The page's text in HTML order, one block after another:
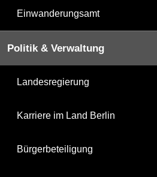
Einwanderungsamt
Politik & Verwaltung
Landesregierung
Karriere im Land Berlin
Bürgerbeteiligung